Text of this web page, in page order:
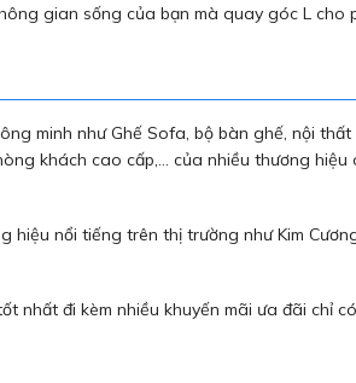
gian sống của bạn mà quay góc L cho
minh như Ghế Sofa, bộ bàn ghế, nội thất
khách cao cấp,… của nhiều thương hiệu
nổi tiếng trên thị trường như Kim
nhất đi kèm nhiều khuyến mãi ưa đãi chỉ